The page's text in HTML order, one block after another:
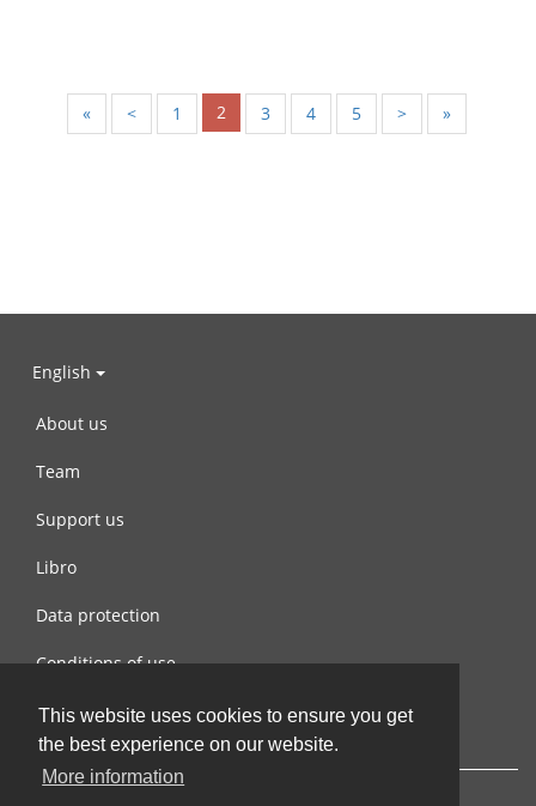
This website uses cookies to ensure you get
the best experience on our website.
More information
« < 1 2 3 4 5 > »
English
About us
Team
Support us
Libro
Data protection
Conditions of use
Contact us